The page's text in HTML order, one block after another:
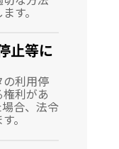
す。
止等に
の利用停
利があ
場合、法令
。